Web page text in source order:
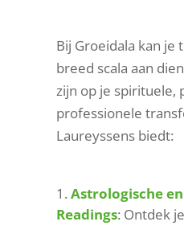
Bij Groeidala kan je
breed scala aan
zijn op je spirituele,
professionele
Laureyssens biedt:
Astrologische
Readings: Ontdek